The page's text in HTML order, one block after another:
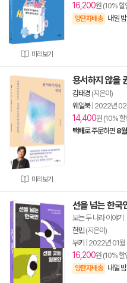
미리보기
16,200원 (10%
양탄자배송 내일 밤
미리보기
용서하지 않을
김태경 (지은이)
웨일북| 2022년
14,400원 (10%
택배로 주문하면 8
선을 넘는 한국
보는 두 나라 이야기
한민(지은이)
부키
2022년 01월
16,200원 (10%
양탄자배송 내일 밤